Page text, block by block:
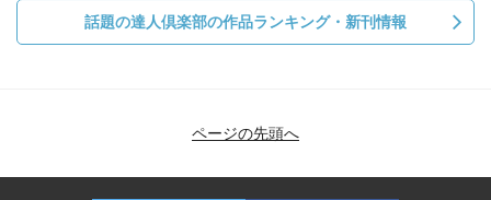
話題の達人倶楽部の作品ランキング・新刊情報
ページの先頭へ